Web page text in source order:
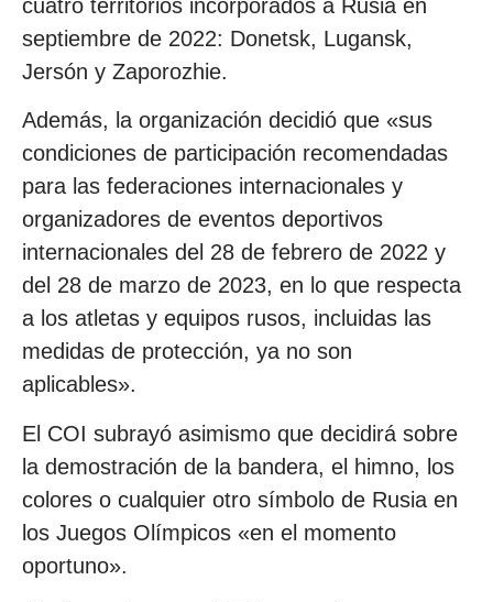
cuatro territorios incorporados a Rusia en
septiembre de 2022: Donetsk, Lugansk,
Jersón y Zaporozhie.
Además, la organización decidió que «sus
condiciones de participación recomendadas
para las federaciones internacionales y
organizadores de eventos deportivos
internacionales del 28 de febrero de 2022 y
del 28 de marzo de 2023, en lo que respecta
a los atletas y equipos rusos, incluidas las
medidas de protección, ya no son
aplicables».
El COI subrayó asimismo que decidirá sobre
la demostración de la bandera, el himno, los
colores o cualquier otro símbolo de Rusia en
los Juegos Olímpicos «en el momento
oportuno».